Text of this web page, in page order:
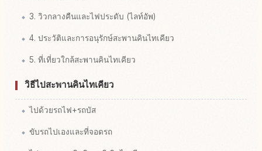
3. วิวกลางคืนและไฟประดับ (ไลท์อัพ)
4. ประวัติและการอนุรักษ์สะพานคินไทเคียว
5. ที่เที่ยวใกล้สะพานคินไทเคียว
วิธีไปสะพานคินไทเคียว
ไปด้วยรถไฟ+รถบัส
ขับรถไปเองและที่จอดรถ